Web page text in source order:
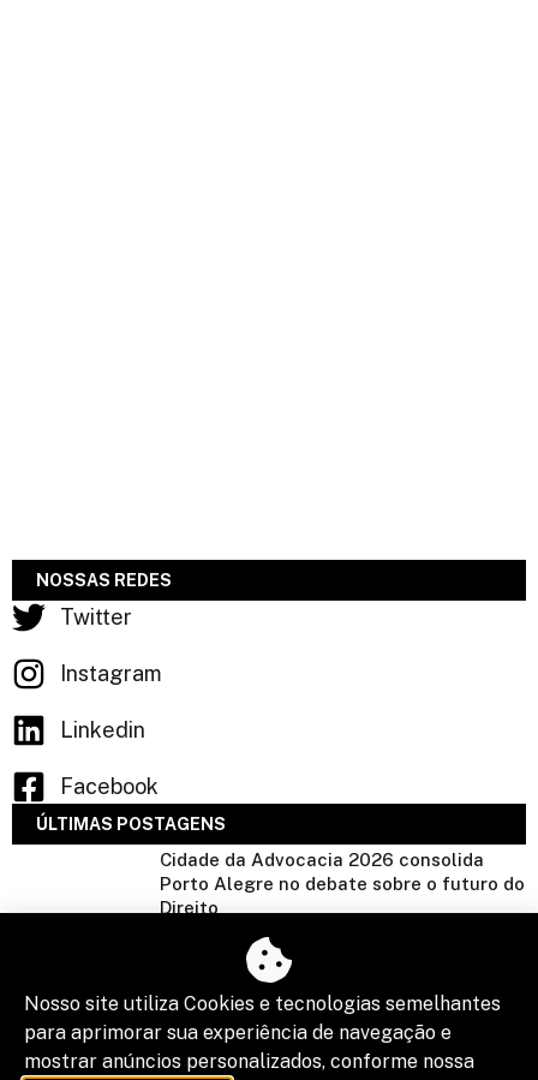
NOSSAS REDES
Twitter
Instagram
Linkedin
Facebook
ÚLTIMAS POSTAGENS
Cidade da Advocacia 2026 consolida
Porto Alegre no debate sobre o futuro do
Direito
Nosso site utiliza Cookies e tecnologias semelhantes
para aprimorar sua experiência de navegação e
mostrar anúncios personalizados, conforme nossa